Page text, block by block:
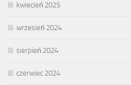
kwiecień 2025
wrzesień 2024
sierpień 2024
czerwiec 2024